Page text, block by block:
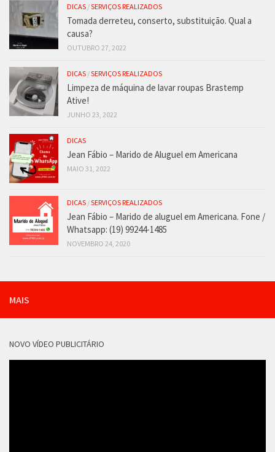
DICAS /SERVIÇOS REALIZADOS
Tomada derreteu, conserto, substituição. Qual a
causa?
OUTUBRO 27, 2022
DICAS /SERVIÇOS REALIZADOS
Limpeza de máquina de lavar roupas Brastemp
Ative!
JUNHO 23, 2022
DICAS
Jean Fábio – Marido de Aluguel em Americana
MAIO 31, 2022
DICAS /SERVIÇOS REALIZADOS
Jean Fábio – Marido de aluguel em Americana. Fone /
Whatsapp: (19) 99244-1485
NOVEMBRO 24, 2020
MAIS
NOVO VÍDEO PUBLICITÁRIO